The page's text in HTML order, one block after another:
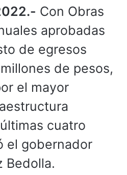
Con Obras
aprobadas
de egresos
de pesos,
el mayor
cuatro
el gobernador
Bedolla.